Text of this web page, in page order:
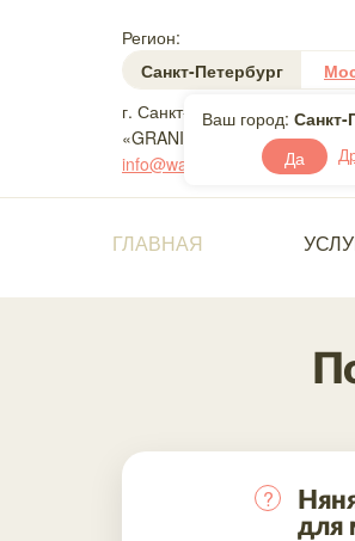
г. Санкт-Петербург, ул.
«GRANI»
info@washanyanya.ru
Регион:
Санкт-Петербург
Ваш город: Санкт-
Да
ГЛАВНАЯ
для
?